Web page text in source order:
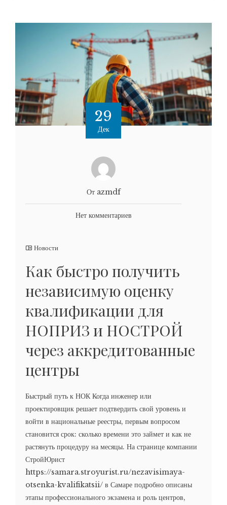
29
Дек
От azmdf
Нет комментариев
Новости
Как быстро получить
независимую оценку
квалификации для
НОПРИЗ и НОСТРОЙ
через аккредитованные
центры
Быстрый путь к НОК Когда инженер или
проектировщик решает подтвердить свой уровень и
войти в национальные реестры, первым вопросом
становится срок: сколько времени это займет и как не
растянуть процедуру на месяцы. На странице компании
СтройЮрист
https://samara.stroyurist.ru/nezavisimaya-
otsenka-kvalifikatsii/ в Самаре подробно описаны
этапы профессионального экзамена и роль центров,